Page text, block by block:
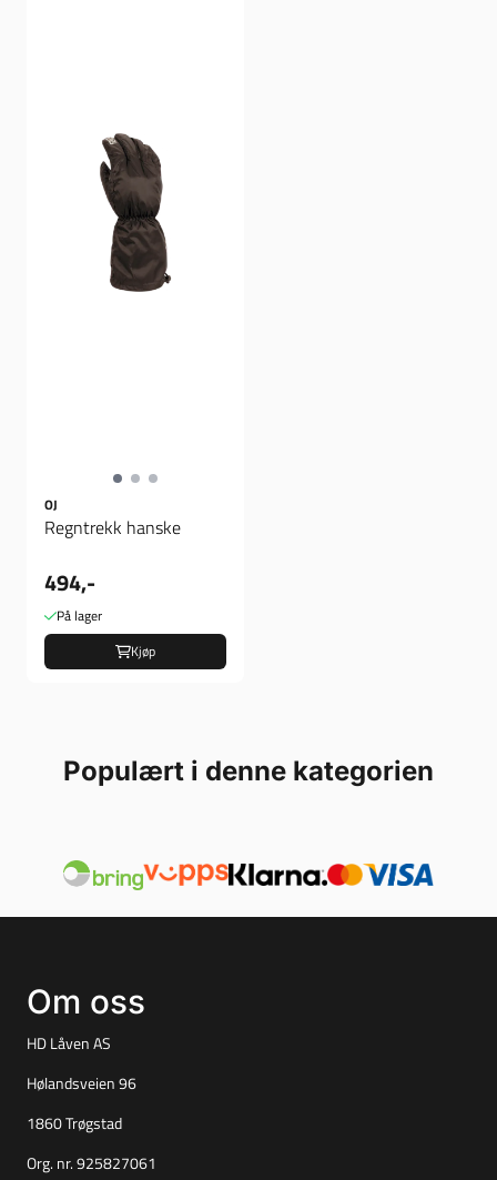
OJ
Regntrekk hanske
494,-
På lager
Kjøp
Populært i denne kategorien
Om oss
HD Låven AS
Hølandsveien 96
1860 Trøgstad
Org. nr. 925827061